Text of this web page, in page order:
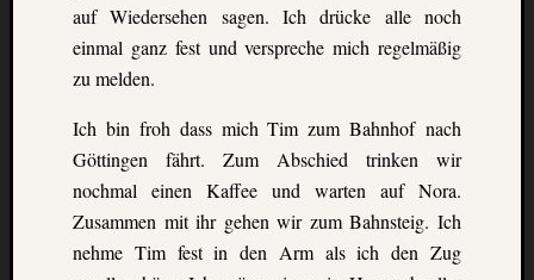
auf Wiedersehen sagen. Ich drücke alle noch
einmal ganz fest und verspreche mich regelmäßig
zu melden.
Ich bin froh dass mich Tim zum Bahnhof nach
Göttingen fährt. Zum Abschied trinken wir
nochmal einen Kaffee und warten auf Nora.
Zusammen mit ihr gehen wir zum Bahnsteig. Ich
nehme Tim fest in den Arm als ich den Zug